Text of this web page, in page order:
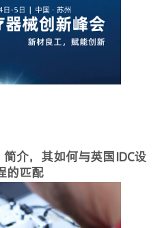
介，其如何与英国IDC设
的匹配